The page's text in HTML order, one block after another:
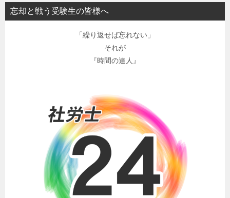
忘却と戦う受験生の皆様へ
「繰り返せば忘れない」
それが
『時間の達人』